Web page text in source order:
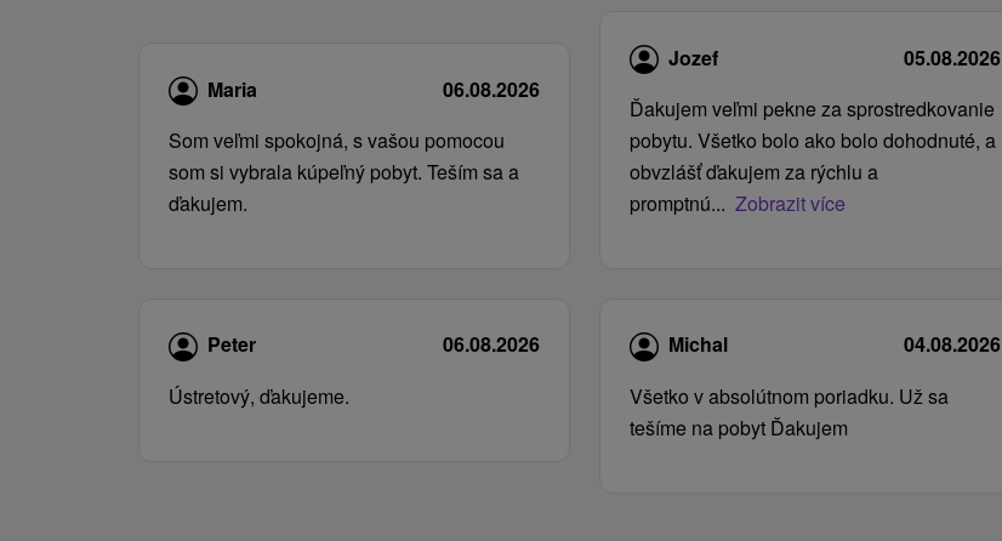
Maria
06.08.2026
Som veľmi spokojná, s vašou pomocou
som si vybrala kúpeľný pobyt. Teším sa a
ďakujem.
Peter
06.08.2026
Ústretový, ďakujeme.
Jozef
05.08.2026
Ďakujem veľmi pekne za sprostredkovanie
pobytu. Všetko bolo ako bolo dohodnuté, a
obvzlášť ďakujem za rýchlu a
promptnú... Zobrazit více
Michal
04.08.2026
Všetko v absolútnom poriadku. Už sa
tešíme na pobyt Ďakujem